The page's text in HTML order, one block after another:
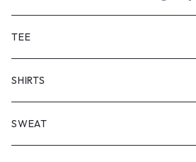
TEE
SHORT SLEEVE
LONG SLEEVE
SHIRTS
SHORT SLEEVE
SWEAT